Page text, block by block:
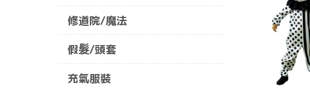
修道院/魔法
假髮/頭套
充氣服裝